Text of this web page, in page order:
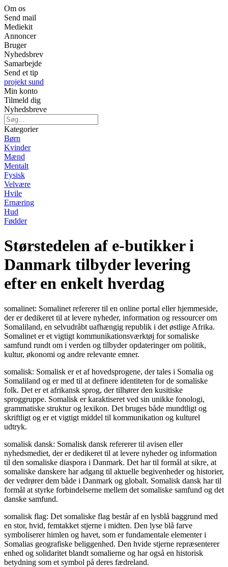
Om os
Send mail
Mediekit
Annoncer
Bruger
Nyhedsbrev
Samarbejde
Send et tip
projekt sund
Min konto
Tilmeld dig
Nyhedsbreve
Kategorier
Børn
Kvinder
Mænd
Mentalt
Fysisk
Velvære
Hvile
Ernæring
Hud
Fødder
Størstedelen af e-butikker i
Danmark tilbyder levering
efter en enkelt hverdag
somalinet: Somalinet refererer til en online portal eller hjemmeside,
der er dedikeret til at levere nyheder, information og ressourcer om
Somaliland, en selvudråbt uafhængig republik i det østlige Afrika.
Somalinet er et vigtigt kommunikationsværktøj for somaliske
samfund rundt om i verden og tilbyder opdateringer om politik,
kultur, økonomi og andre relevante emner.
somalisk: Somalisk er et af hovedsprogene, der tales i Somalia og
Somaliland og er med til at definere identiteten for de somaliske
folk. Det er et afrikansk sprog, der tilhører den kusitiske
sproggruppe. Somalisk er karaktiseret ved sin unikke fonologi,
grammatiske struktur og lexikon. Det bruges både mundtligt og
skriftligt og er et vigtigt middel til kommunikation og kulturel
udtryk.
somalisk dansk: Somalisk dansk refererer til avisen eller
nyhedsmediet, der er dedikeret til at levere nyheder og information
til den somaliske diaspora i Danmark. Det har til formål at sikre, at
somaliske danskere har adgang til aktuelle begivenheder og historier,
der vedrører dem både i Danmark og globalt. Somalisk dansk har til
formål at styrke forbindelserne mellem det somaliske samfund og det
danske samfund.
somalisk flag: Det somaliske flag består af en lysblå baggrund med
en stor, hvid, femtakket stjerne i midten. Den lyse blå farve
symboliserer himlen og havet, som er fundamentale elementer i
Somalias geografiske beliggenhed. Den hvide stjerne repræsenterer
enhed og solidaritet blandt somalierne og har også en historisk
betydning som et symbol på deres fædreland.